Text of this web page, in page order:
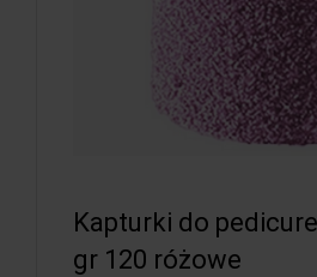
Kapturki do
gr 120 różowe